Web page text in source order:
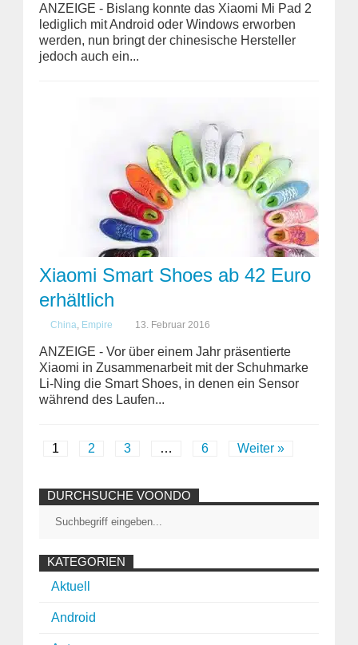
ANZEIGE - Bislang konnte das Xiaomi Mi Pad 2
lediglich mit Android oder Windows erworben
werden, nun bringt der chinesische Hersteller
jedoch auch ein...
Xiaomi Smart Shoes ab 42 Euro
erhältlich
China Empire 13. Februar 2016
ANZEIGE - Vor über einem Jahr präsentierte
Xiaomi in Zusammenarbeit mit der Schuhmarke
Li-Ning die Smart Shoes, in denen ein Sensor
während des Laufen...
1 2 3 … 6 Weiter »
DURCHSUCHE VOONDO
KATEGORIEN
Aktuell
Android